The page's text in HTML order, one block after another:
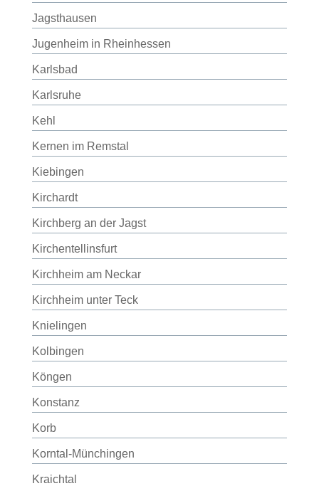
Jagsthausen
Jugenheim in Rheinhessen
Karlsbad
Karlsruhe
Kehl
Kernen im Remstal
Kiebingen
Kirchardt
Kirchberg an der Jagst
Kirchentellinsfurt
Kirchheim am Neckar
Kirchheim unter Teck
Knielingen
Kolbingen
Köngen
Konstanz
Korb
Korntal-Münchingen
Kraichtal